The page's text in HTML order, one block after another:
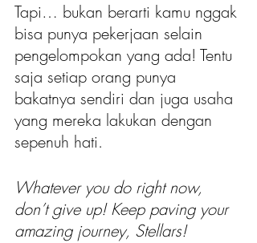
Tapi… bukan berarti kamu nggak
bisa punya pekerjaan selain
pengelompokan yang ada! Tentu
saja setiap orang punya
bakatnya sendiri dan juga usaha
yang mereka lakukan dengan
sepenuh hati.
Whatever you do right now,
don’t give up! Keep paving your
amazing journey, Stellars!